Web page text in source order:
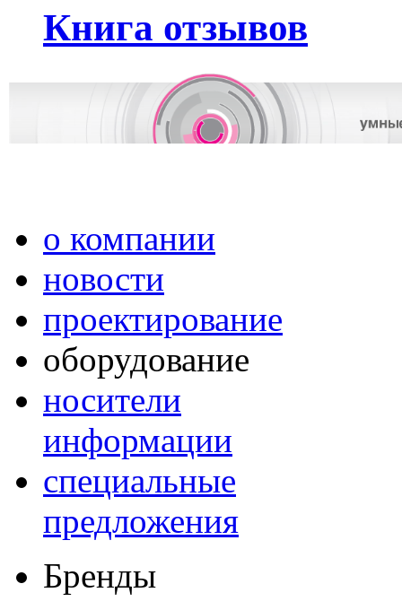
Книга отзывов
о компании
новости
проектирование
оборудование
носители
информации
специальные
предложения
Бренды